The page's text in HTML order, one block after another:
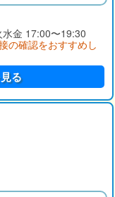
金 17:00〜19:30
の確認をおすすめし
る